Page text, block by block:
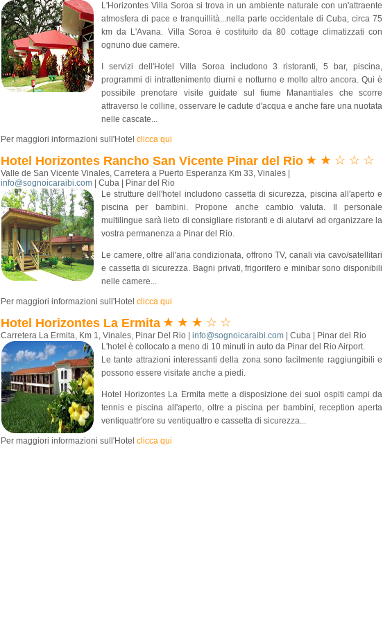
L'Horizontes Villa Soroa si trova in un ambiente naturale con un'attraente
atmosfera di pace e tranquillità...nella parte occidentale di Cuba, circa 75
km da L'Avana. Villa Soroa è costituito da 80 cottage climatizzati con
ognuno due camere.
I servizi dell'Hotel Villa Soroa includono 3 ristoranti, 5 bar, piscina,
programmi di intrattenimento diurni e notturno e molto altro ancora. Qui è
possibile prenotare visite guidate sul fiume Manantiales che scorre
attraverso le colline, osservare le cadute d'acqua e anche fare una nuotata
nelle cascate...
Per maggiori informazioni sull'Hotel clicca qui
Hotel Horizontes Rancho San Vicente Pinar del Rio
Valle de San Vicente Vinales, Carretera a Puerto Esperanza Km 33, Vinales |
info@sognoicaraibi.com | Cuba | Pinar del Rio
Le strutture dell'hotel includono cassetta di sicurezza, piscina all'aperto e
piscina per bambini. Propone anche cambio valuta. Il personale
multilingue sarà lieto di consigliare ristoranti e di aiutarvi ad organizzare la
vostra permanenza a Pinar del Rio.
Le camere, oltre all'aria condizionata, offrono TV, canali via cavo/satellitari
e cassetta di sicurezza. Bagni privati, frigorifero e minibar sono disponibili
nelle camere...
Per maggiori informazioni sull'Hotel clicca qui
Hotel Horizontes La Ermita
Carretera La Ermita, Km 1, Vinales, Pinar Del Rio | info@sognoicaraibi.com | Cuba | Pinar del Rio
L'hotel è collocato a meno di 10 minuti in auto da Pinar del Rio Airport.
Le tante attrazioni interessanti della zona sono facilmente raggiungibili e
possono essere visitate anche a piedi.
Hotel Horizontes La Ermita mette a disposizione dei suoi ospiti campi da
tennis e piscina all'aperto, oltre a piscina per bambini, reception aperta
ventiquattr'ore su ventiquattro e cassetta di sicurezza...
Per maggiori informazioni sull'Hotel clicca qui